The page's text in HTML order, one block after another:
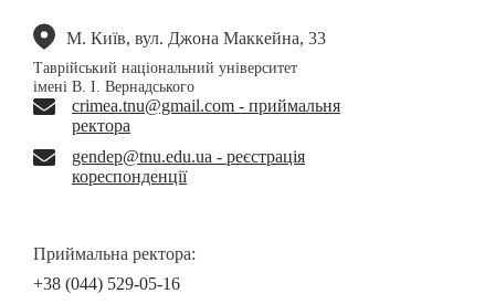
М. Київ, вул. Джона Маккейна, 33
Таврійський національний університет
імені В. І. Вернадського
crimea.tnu@gmail.com - приймальня
ректора
gendep@tnu.edu.ua - реєстрація
кореспонденції
Приймальна ректора:
+38 (044) 529-05-16